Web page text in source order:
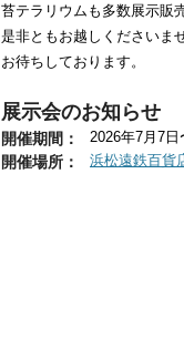
苔テラリウムも多数展示販
是非ともお越しくださいませ
お待ちしております。
展示会のお知らせ
開催期間： 2026年7月7日
開催場所： 浜松遠鉄百貨